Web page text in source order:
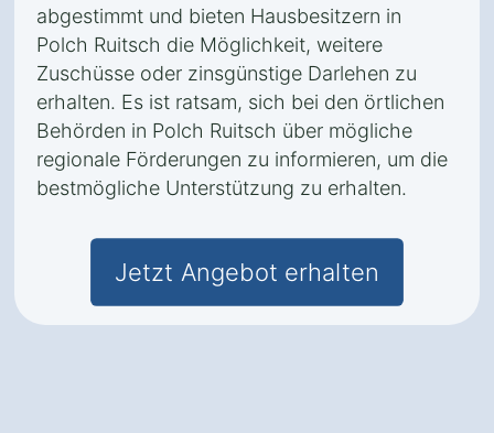
abgestimmt und bieten Hausbesitzern in
Polch Ruitsch die Möglichkeit, weitere
Zuschüsse oder zinsgünstige Darlehen zu
erhalten. Es ist ratsam, sich bei den örtlichen
Behörden in Polch Ruitsch über mögliche
regionale Förderungen zu informieren, um die
bestmögliche Unterstützung zu erhalten.
Jetzt Angebot erhalten